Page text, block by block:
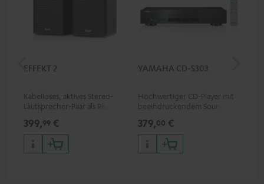
EFFEKT 2
Kabelloses, aktives Stereo-
Lautsprecher-Paar als Rear-
geeignete Teufel Systeme
399,99 €
YAMAHA CD-S303
Hochwertiger CD-Player mit
beeindruckendem Sound und
379,00 €